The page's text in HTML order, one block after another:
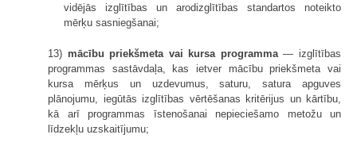
vidējās izglītības un arodizglītības standartos noteikto
mērķu sasniegšanai;
13) mācību priekšmeta vai kursa programma— izglītības
programmas sastāvdaļa, kas ietver mācību priekšmeta vai
kursa mērķus un uzdevumus, saturu, satura apguves
plānojumu, iegūtās izglītības vērtēšanas kritērijus un kārtību,
kā arī programmas īstenošanai nepieciešamo metožu un
līdzekļu uzskaitījumu;